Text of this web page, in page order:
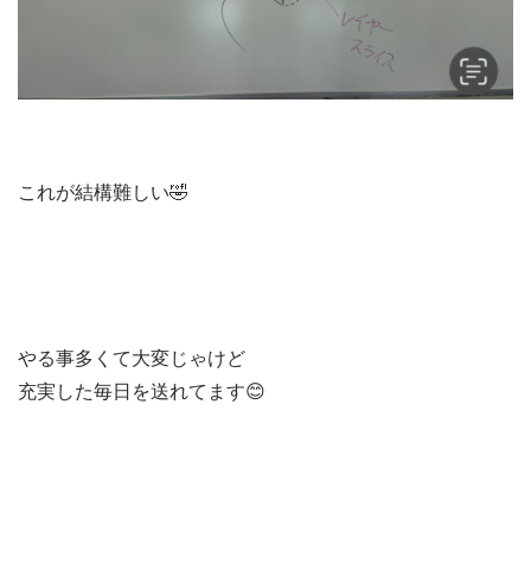
これが結構難しい🤣
やる事多くて大変じゃけど
充実した毎日を送れてます😊